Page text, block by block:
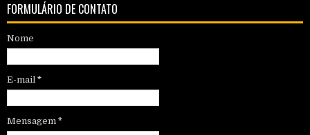
FORMULÁRIO DE CONTATO
Nome
E-mail *
Mensagem *